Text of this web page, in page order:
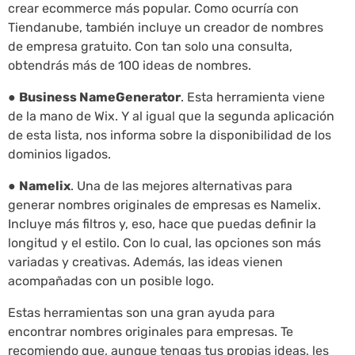
crear ecommerce más popular. Como ocurría con
Tiendanube, también incluye un creador de nombres
de empresa gratuito. Con tan solo una consulta,
obtendrás más de 100 ideas de nombres.
● Business NameGenerator. Esta herramienta viene
de la mano de Wix. Y al igual que la segunda aplicación
de esta lista, nos informa sobre la disponibilidad de los
dominios ligados.
● Namelix. Una de las mejores alternativas para
generar nombres originales de empresas es Namelix.
Incluye más filtros y, eso, hace que puedas definir la
longitud y el estilo. Con lo cual, las opciones son más
variadas y creativas. Además, las ideas vienen
acompañadas con un posible logo.
Estas herramientas son una gran ayuda para
encontrar nombres originales para empresas. Te
recomiendo que, aunque tengas tus propias ideas, les